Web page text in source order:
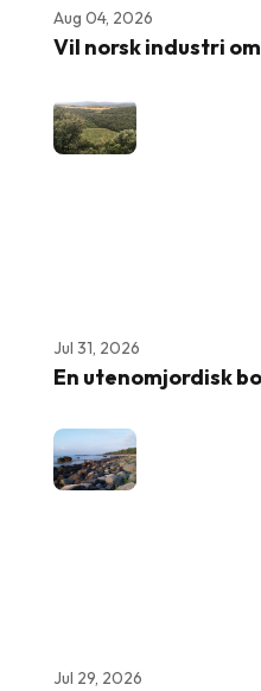
Aug 04, 2026
Vil norsk industri
Jul 31, 2026
En utenomjordisk
Jul 29, 2026